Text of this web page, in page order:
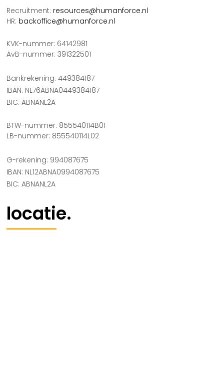
Recruitment: resources@humanforce.nl
HR: backoffice@humanforce.nl
KVK-nummer: 64142981
AvB-nummer: 391322501
Bankrekening: 449384187
IBAN: NL76ABNA0449384187
BIC: ABNANL2A
BTW-nummer: 855540114B01
LB-nummer: 855540114L02
G-rekening: 994087675
IBAN: NL12ABNA0994087675
BIC: ABNANL2A
locatie.